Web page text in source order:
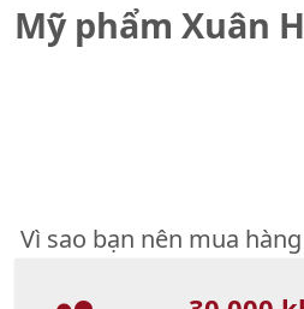
Mỹ phẩm Xuân
Vì sao bạn nên mua